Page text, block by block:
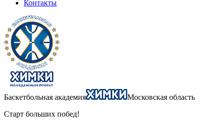
Контакты
Баскетбольная академия
Московская область
Старт больших побед!